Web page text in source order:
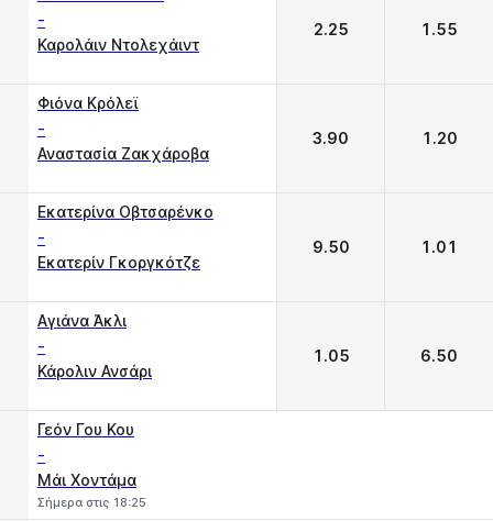
-
Καρολάιν Ντολεχάιντ
2.25 1.55
Φιόνα Κρόλεϊ
-
Αναστασία Ζακχάροβα
3.90 1.20
Εκατερίνα Οβτσαρένκο
-
Εκατερίν Γκοργκότζε
9.50 1.01
Αγιάνα Άκλι
-
Κάρολιν Ανσάρι
1.05 6.50
Γεόν Γου Κου
-
Μάι Χοντάμα
Σήμερα στις 18:25